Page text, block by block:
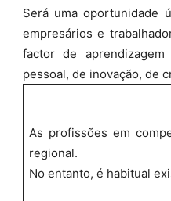
Será uma oportunidade
empresários e
factor de
pessoal, de inovação, de
As profissões em
regional.
No entanto, é habitual